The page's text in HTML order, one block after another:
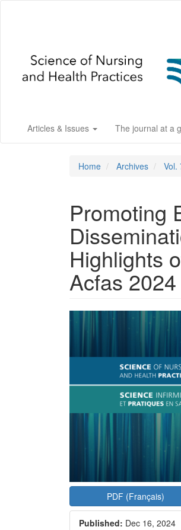
Sidebar
Articles & Issues The journal at a
Home Archives Vol.
Promoting
Highlights
Acfas 2024
Article
Sidebar
PDF (Français)
Published: Dec 16, 2024